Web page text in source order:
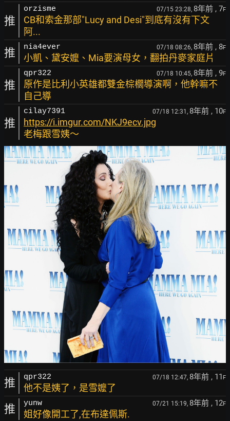
推
orzisme 07/15 23:28, 8年前 , 7F
CB和索金那部"Lucy and Desi"到底有沒有下文
阿...
推 nia4ever 07/18 08:26, 8年前 , 8F
小凱、黛安嬤、Mia要演母女，翻拍丹麥家庭片
推
qpr322 07/18 10:45, 8年前 , 9F
原作是比利小英雄都雙金棕櫚導演啊，他幹嘛不
自己導
推
cilay7391 07/18 12:31, 8年前 , 10F
https://i.imgur.com/NKJ9ecv.jpg
老梅跟雪姨～
推 qpr322 07/18 12:47, 8年前 , 11 F
他不是姨了，是雪嬤了
推 yunw 07/21 15:19, 8年前 , 12F
姐好像開工了,在布達佩斯.